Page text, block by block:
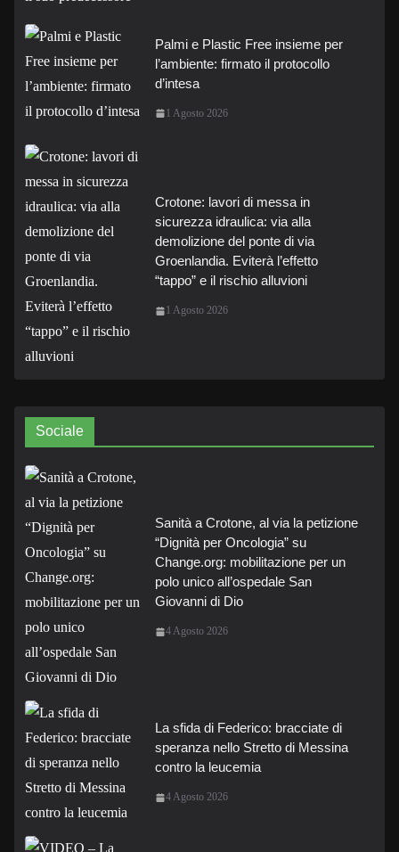
Palmi e Plastic Free insieme per
l’ambiente: firmato il protocollo
d’intesa
1 Agosto 2026
Crotone: lavori di messa in
sicurezza idraulica: via alla
demolizione del ponte di via
Groenlandia. Eviterà l’effetto
“tappo” e il rischio alluvioni
1 Agosto 2026
Sociale
Sanità a Crotone, al via la petizione
“Dignità per Oncologia” su
Change.org: mobilitazione per un
polo unico all’ospedale San
Giovanni di Dio
4 Agosto 2026
La sfida di Federico: bracciate di
speranza nello Stretto di Messina
contro la leucemia
4 Agosto 2026